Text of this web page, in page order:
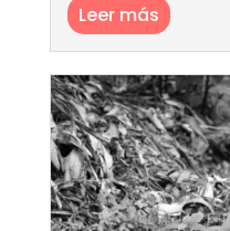
Leer más